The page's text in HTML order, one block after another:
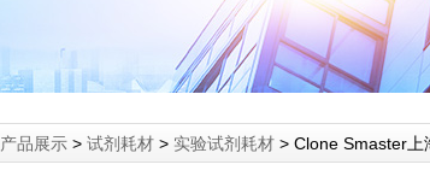
产品展示 > 试剂耗材 > 实验试剂耗材 > Clone Smaster上